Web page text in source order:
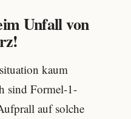
Unfall von
kaum
sind Formel-1-
auf solche